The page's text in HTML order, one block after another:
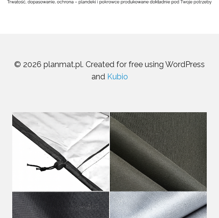
© 2026 planmat.pl. Created for free using WordPress
and Kubio